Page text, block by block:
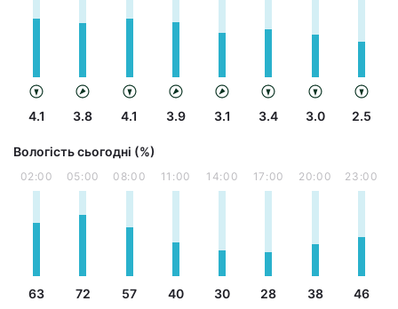
4.1 3.8 4.1 3.9 3.1 3.4 3.0 2.5
Вологість сьогодні (%)
02:00
63
05:00
72
08:00
57
11:00
40
14:00
30
17:00
28
20:00
38
23:00
46